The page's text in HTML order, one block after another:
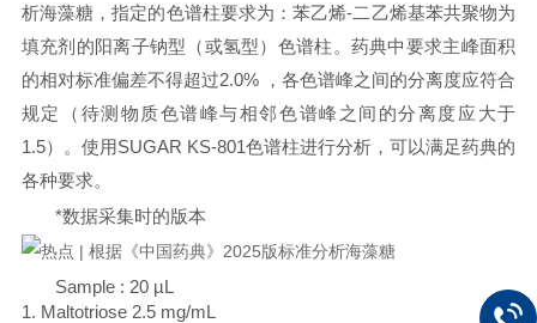
析海藻糖，指定的色谱柱要求为：苯乙烯-二乙烯基苯共聚物为
填充剂的阳离子钠型（或氢型）色谱柱。药典中要求主峰面积
的相对标准偏差不得超过2.0% ，各色谱峰之间的分离度应符合
规定（待测物质色谱峰与相邻色谱峰之间的分离度应大于
1.5）。使用SUGAR KS-801色谱柱进行分析，可以满足药典的
各种要求。
*数据采集时的版本
Sample : 20 µL
1. Maltotriose 2.5 mg/mL